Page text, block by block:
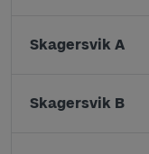
Skagersvik A
Skagersvik B